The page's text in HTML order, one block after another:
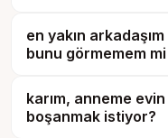
en yakın
bunu görmemem
karım, anneme
boşanmak istiyor?